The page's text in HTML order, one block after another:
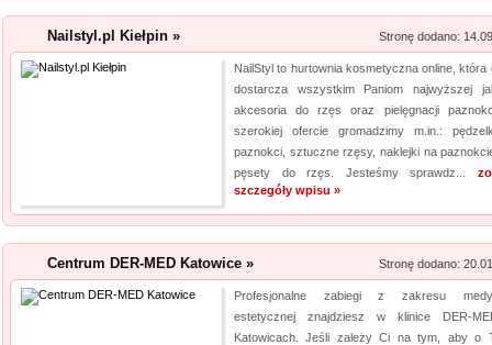
Aermec serwis
Jesteśmy firmą oferującą
Obsługujemy też serwis
nas pracownicy to
informacje na temat
wyn...
Nailstyl.pl Kiełpin » Stronę dodano:
NailStyl to hurtownia kosmetyczna online, która
dostarcza wszystkim Paniom najwyższej
akcesoria do rzęs oraz pielęgnacji
szerokiej ofercie gromadzimy m.in.:
paznokci, sztuczne rzęsy, naklejki na
pęsety do rzęs. Jesteśmy sprawdz...
szczegóły wpisu »
Centrum DER-MED Katowice » Stronę dodano:
Profesjonalne zabiegi z zakresu
estetycznej znajdziesz w klinice DER-
Katowicach. Jeśli zależy Ci na tym, aby o